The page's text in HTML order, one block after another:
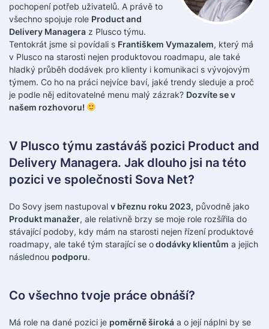
pochopení potřeb uživatelů. A právě to
všechno spojuje role Product and
Delivery Managera z Plusco týmu.
Tentokrát jsme si povídali s Františkem Vymazalem, který má
v Plusco na starosti nejen produktovou roadmapu, ale také
hladký průběh dodávek pro klienty i komunikaci s vývojovým
týmem. Co ho na práci nejvíce baví, jaké trendy sleduje a proč
je podle něj editovatelné menu malý zázrak? Dozvíte se v
našem rozhovoru!
V Plusco týmu zastáváš pozici Product and
Delivery Managera. Jak dlouho jsi na této
pozici ve společnosti Sova Net?
Do Sovy jsem nastupoval v březnu roku 2023, původně jako
Produkt manažer, ale relativně brzy se moje role rozšířila do
stávající podoby, kdy mám na starosti nejen řízení produktové
roadmapy, ale také tým starající se ododávky klientům a jejich
následnou podporu.
Co všechno tvoje práce obnáší?
Má role na dané pozici je poměrně široká a o její náplni by se